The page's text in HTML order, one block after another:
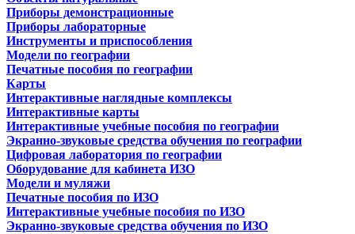
Приборы демонстрационные
Приборы лабораторные
Инструменты и приспособления
Модели по географии
Печатные пособия по географии
Карты
Интерактивные наглядные комплексы
Интерактивные карты
Интерактивные учебные пособия по географии
Экранно-звуковые средства обучения по географии
Цифровая лаборатория по географии
Оборудование для кабинета ИЗО
Модели и муляжи
Печатные пособия по ИЗО
Интерактивные учебные пособия по ИЗО
Экранно-звуковые средства обучения по ИЗО